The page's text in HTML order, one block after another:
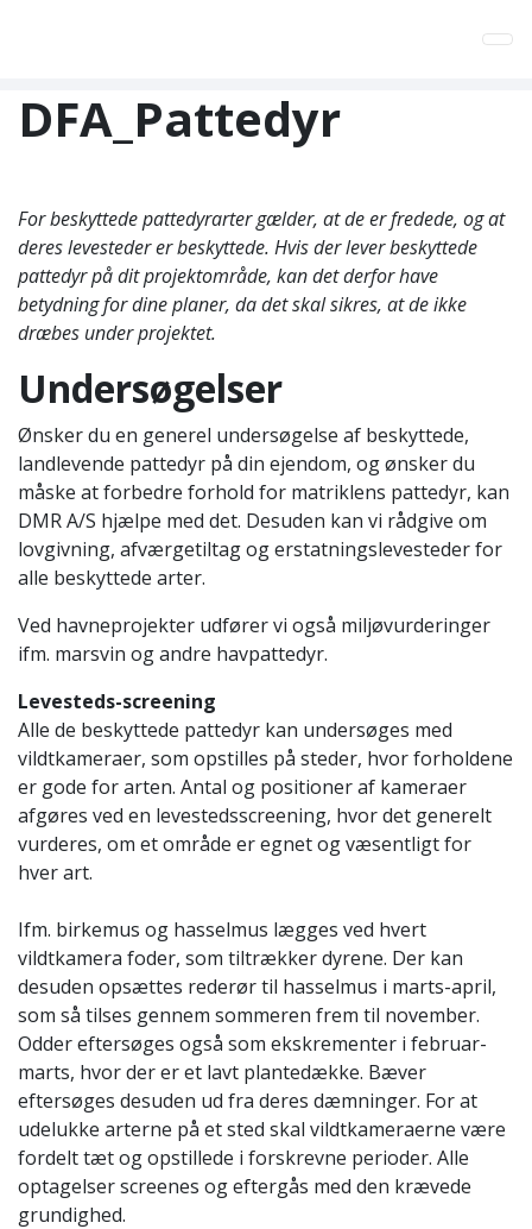
DFA_Pattedyr
For beskyttede pattedyrarter gælder, at de er fredede, og at
deres levesteder er beskyttede. Hvis der lever beskyttede
pattedyr på dit projektområde, kan det derfor have
betydning for dine planer, da det skal sikres, at de ikke
dræbes under projektet.
Undersøgelser
Ønsker du en generel undersøgelse af beskyttede,
landlevende pattedyr på din ejendom, og ønsker du
måske at forbedre forhold for matriklens pattedyr, kan
DMR A/S hjælpe med det. Desuden kan vi rådgive om
lovgivning, afværgetiltag og erstatningslevesteder for
alle beskyttede arter.
Ved havneprojekter udfører vi også miljøvurderinger
ifm. marsvin og andre havpattedyr.
Levesteds-screening
Alle de beskyttede pattedyr kan undersøges med
vildtkameraer, som opstilles på steder, hvor forholdene
er gode for arten. Antal og positioner af kameraer
afgøres ved en levestedsscreening, hvor det generelt
vurderes, om et område er egnet og væsentligt for
hver art.
Ifm. birkemus og hasselmus lægges ved hvert
vildtkamera foder, som tiltrækker dyrene. Der kan
desuden opsættes rederør til hasselmus i marts-april,
som så tilses gennem sommeren frem til november.
Odder eftersøges også som ekskrementer i februar-
marts, hvor der er et lavt plantedække. Bæver
eftersøges desuden ud fra deres dæmninger. For at
udelukke arterne på et sted skal vildtkameraerne være
fordelt tæt og opstillede i forskrevne perioder. Alle
optagelser screenes og eftergås med den krævede
grundighed.